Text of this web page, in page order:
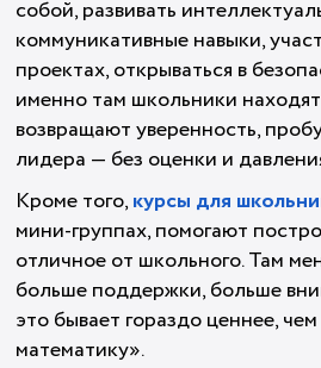
собой, развивать
коммуникативные навыки,
проектах, открываться в
именно там школьники
возвращают уверенность,
лидера — без оценки и
Кроме того,курсы для
мини-группах, помогают
отличное от школьного. Там
больше поддержки, больше
это бывает гораздо ценнее,
математику».